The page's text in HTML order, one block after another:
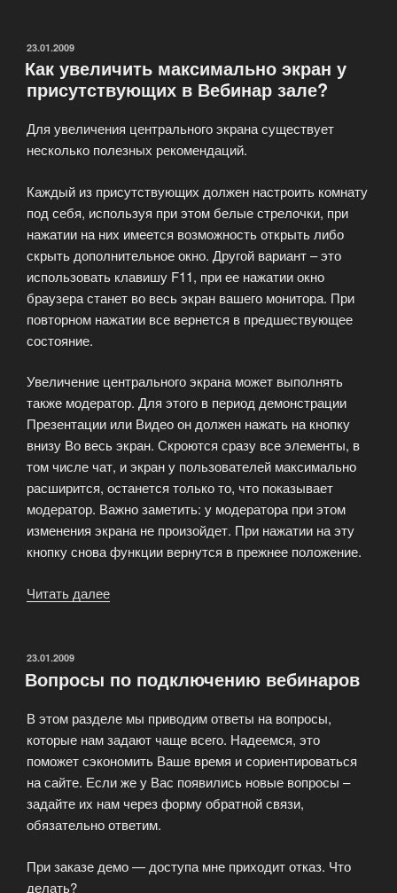
конференции
могут
видеть
и
?»
ОПУБЛИКОВАНО
23.01.2009
Как увеличить максимально экран у
присутствующих в Вебинар зале?
Для увеличения центрального экрана существует
несколько полезных рекомендаций.
Каждый из присутствующих должен настроить комнату
под себя, используя при этом белые стрелочки, при
нажатии на них имеется возможность открыть либо
скрыть дополнительное окно. Другой вариант – это
использовать клавишу F11, при ее нажатии окно
браузера станет во весь экран вашего монитора. При
повторном нажатии все вернется в предшествующее
состояние.
Увеличение центрального экрана может выполнять
также модератор. Для этого в период демонстрации
Презентации или Видео он должен нажать на кнопку
внизу Во весь экран. Скроются сразу все элементы, в
том числе чат, и экран у пользователей максимально
расширится, останется только то, что показывает
модератор. Важно заметить: у модератора при этом
изменения экрана не произойдет. При нажатии на эту
кнопку снова функции вернутся в прежнее положение.
Читать далее
у
в
Вебинар
зале?»
ОПУБЛИКОВАНО
23.01.2009
Вопросы по подключению вебинаров
В этом разделе мы приводим ответы на вопросы,
которые нам задают чаще всего. Надеемся, это
поможет сэкономить Ваше время и сориентироваться
на сайте. Если же у Вас появились новые вопросы –
задайте их нам через форму обратной связи,
обязательно ответим.
При заказе демо — доступа мне приходит отказ. Что
делать?